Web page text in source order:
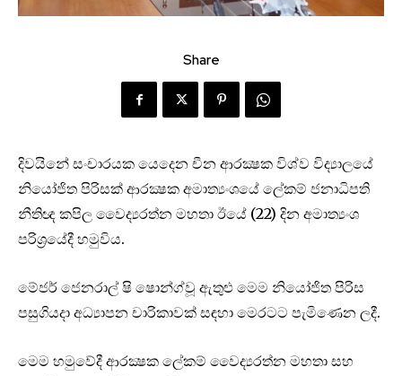
Share
දිවයිනේ සංචාරයක යෙදෙන චීන ආරක්‍ෂක විශ්ව විද්‍යාලයේ
නියෝජිත පිරිසක් ආරක්‍ෂක අමාත්‍යංශයේ ලේකම් ජනාධිපති
නීතිඥ කපිල වෛද්‍යරත්න මහතා ඊයේ (22) දින අමාත්‍යංශ
පරිශ්‍රයේදී හමුවිය.
මේජර් ජෙනරාල් ෂි ෂොන්ග්වූ ඇතුළු මෙම නියෝජිත පිරිස
පසුගියදා අධ්‍යාපන චාරිකාවක් සඳහා මෙරටට පැමිණෙන ලදී.
මෙම හමුවේදී ආරක්‍ෂක ලේකම් වෛද්‍යරත්න මහතා සහ